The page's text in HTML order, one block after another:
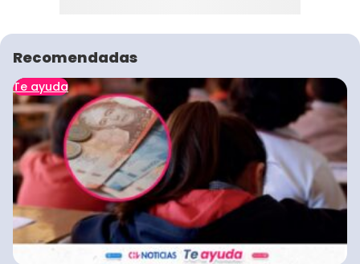
Recomendadas
Te ayuda